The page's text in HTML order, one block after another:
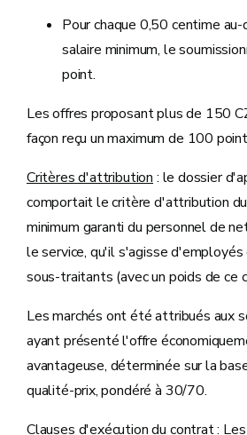
Pour chaque 0,50 centime
salaire minimum, le
point.
Les offres proposant plus de 150
façon reçu un maximum de 100
Critères d'attribution : le dossier
comportait le critère d'attribution
minimum garanti du personnel de
le service, qu'il s'agisse d'employés
sous-traitants (avec un poids de ce
Les marchés ont été attribués aux
ayant présenté l'offre
avantageuse, déterminée sur la
qualité-prix, pondéré à 30/70.
Clauses d'exécution du contrat: